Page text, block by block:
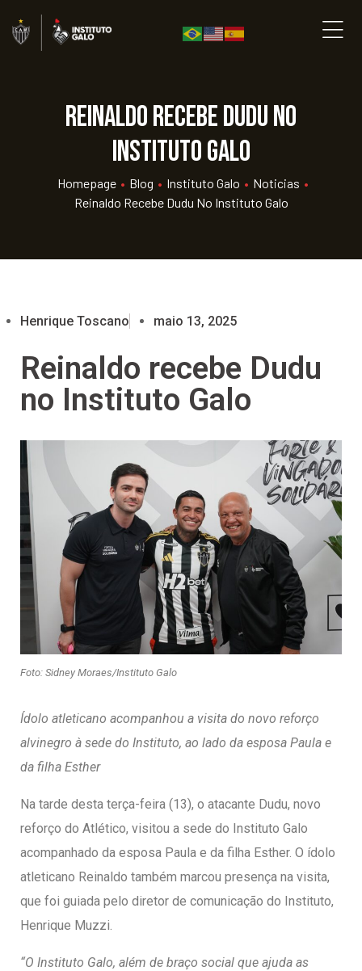
Reinaldo recebe Dudu no
Instituto Galo
Homepage • Blog • Instituto Galo • Noticias •
Reinaldo Recebe Dudu No Instituto Galo
Henrique Toscano maio 13, 2025
Reinaldo recebe Dudu
no Instituto Galo
Foto: Sidney Moraes/Instituto Galo
Ídolo atleticano acompanhou a visita do novo reforço
alvinegro à sede do Instituto, ao lado da esposa Paula e
da filha Esther
Na tarde desta terça-feira (13), o atacante Dudu, novo
reforço do Atlético, visitou a sede do Instituto Galo
acompanhado da esposa Paula e da filha Esther. O ídolo
atleticano Reinaldo também marcou presença na visita,
que foi guiada pelo diretor de comunicação do Instituto,
Henrique Muzzi.
“O Instituto Galo, além de braço social que ajuda as